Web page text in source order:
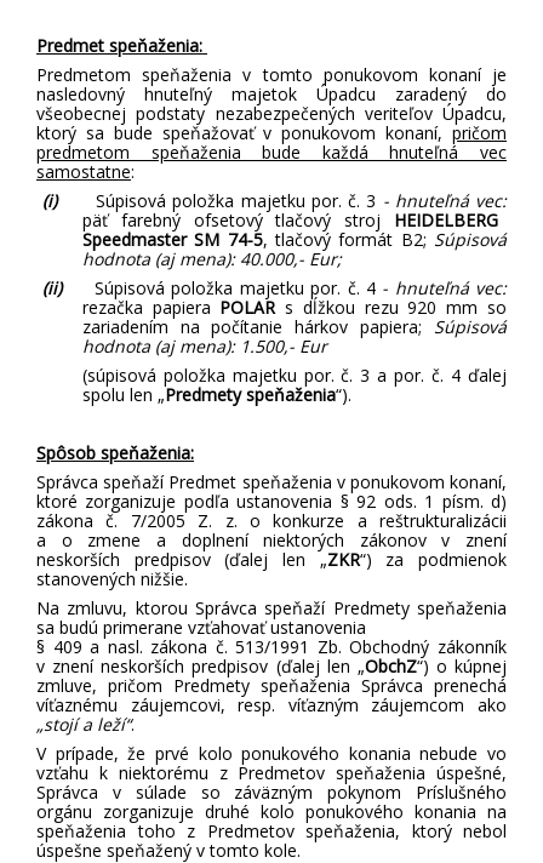
Predmet speňaženia:
Predmetom speňaženia v tomto ponukovom konaní je
nasledovný hnuteľný majetok Úpadcu zaradený do
všeobecnej podstaty nezabezpečených veriteľov Úpadcu,
ktorý sa bude speňažovať v ponukovom konaní, pričom
predmetom speňaženia bude každá hnuteľná vec
samostatne:
(i)
Súpisová položka majetku por. č. 3 - hnuteľná vec:
päť farebný ofsetový tlačový stroj HEIDELBERG
Speedmaster SM 74-5, tlačový formát B2; Súpisová
hodnota (aj mena): 40.000,- Eur;
(ii)
Súpisová položka majetku por. č. 4- hnuteľná vec:
rezačka papiera POLARs dĺžkou rezu 920 mm so
zariadením na počítanie hárkov papiera; Súpisová
hodnota (aj mena): 1.500,- Eur
(súpisová položka majetku por. č. 3 a por. č. 4 ďalej
spolu len „Predmety speňaženia“).
Spôsob speňaženia:
Správca speňaží Predmet speňaženia v ponukovom konaní,
ktoré zorganizuje podľa ustanovenia § 92 ods. 1 písm. d)
zákona č. 7/2005 Z. z. o konkurze a reštrukturalizácii
a o zmene a doplnení niektorých zákonov v znení
neskorších predpisov (ďalej len „ZKR“) za podmienok
stanovených nižšie.
Na zmluvu, ktorou Správca speňaží Predmety speňaženia
sa budú primerane vzťahovať ustanovenia
§ 409 a nasl. zákona č. 513/1991 Zb. Obchodný zákonník
v znení neskorších predpisov (ďalej len „ObchZ“) o kúpnej
zmluve, pričom Predmety speňaženia Správca prenechá
víťaznému záujemcovi, resp. víťazným záujemcom ako
„stojí a leží“.
V prípade, že prvé kolo ponukového konania nebude vo
vzťahu k niektorému z Predmetov speňaženia úspešné,
Správca v súlade so záväzným pokynom Príslušného
orgánu zorganizuje druhé kolo ponukového konania na
speňaženia toho z Predmetov speňaženia, ktorý nebol
úspešne speňažený v tomto kole.